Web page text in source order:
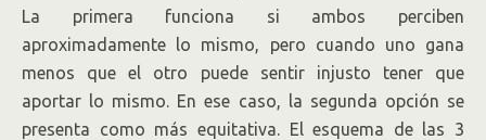
La primera funciona si ambos perciben
aproximadamente lo mismo, pero cuando uno gana
menos que el otro puede sentir injusto tener que
aportar lo mismo. En ese caso, la segunda opción se
presenta como más equitativa. El esquema de las 3